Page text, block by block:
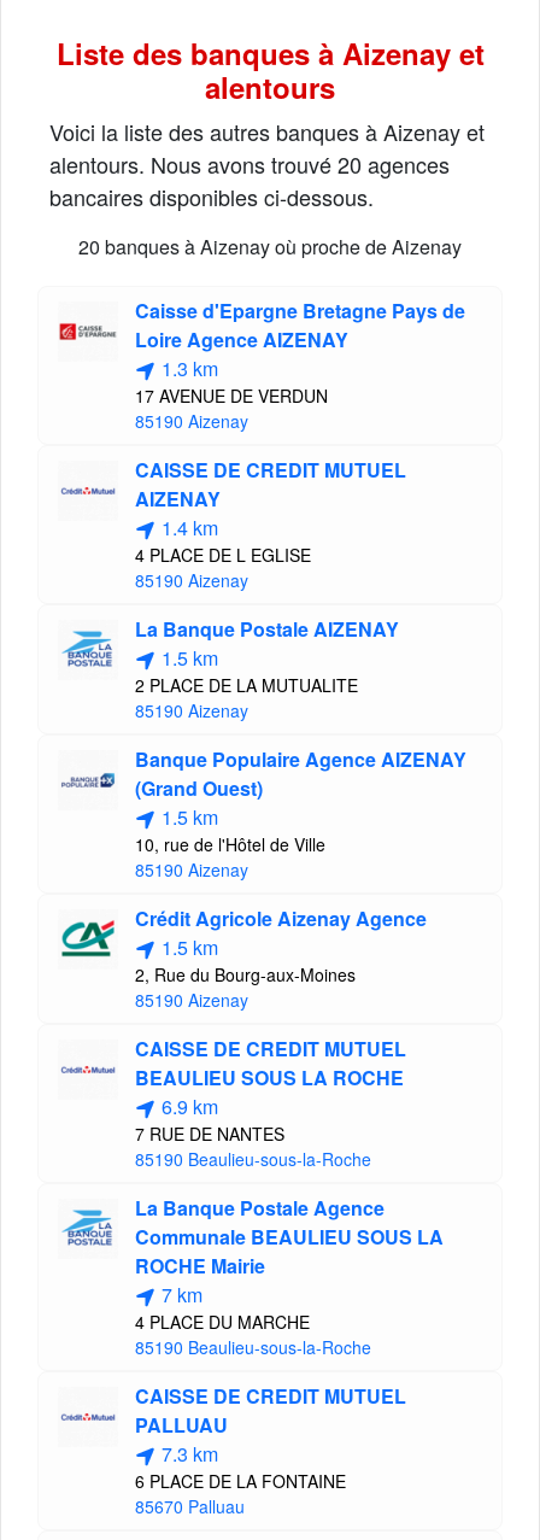
Liste des banques à Aizenay et
alentours
Voici la liste des autres banques à Aizenay et
alentours. Nous avons trouvé 20 agences
bancaires disponibles ci-dessous.
20 banques à Aizenay où proche de Aizenay
Caisse d'Epargne Bretagne Pays de
Loire Agence AIZENAY
1.3 km
17 AVENUE DE VERDUN
85190 Aizenay
CAISSE DE CREDIT MUTUEL
AIZENAY
1.4 km
4 PLACE DE L EGLISE
85190 Aizenay
La Banque Postale AIZENAY
1.5 km
2 PLACE DE LA MUTUALITE
85190 Aizenay
Banque Populaire Agence AIZENAY
(Grand Ouest)
1.5 km
10, rue de l'Hôtel de Ville
85190 Aizenay
Crédit Agricole Aizenay Agence
1.5 km
2, Rue du Bourg-aux-Moines
85190 Aizenay
CAISSE DE CREDIT MUTUEL
BEAULIEU SOUS LA ROCHE
6.9 km
7 RUE DE NANTES
85190 Beaulieu-sous-la-Roche
La Banque Postale Agence
Communale BEAULIEU SOUS LA
ROCHE Mairie
7 km
4 PLACE DU MARCHE
85190 Beaulieu-sous-la-Roche
CAISSE DE CREDIT MUTUEL
PALLUAU
7.3 km
6 PLACE DE LA FONTAINE
85670 Palluau